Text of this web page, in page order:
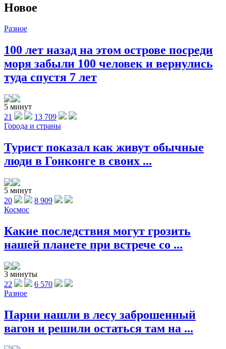
Новое
Разное
100 лет назад на этом острове посреди
моря забыли 100 человек и вернулись
туда спустя 7 лет
5 минут
21
13 709
Города и страны
Турист показал как живут обычные
люди в Гонконге в своих ...
5 минут
20
8 909
Космос
Какие последствия могут грозить
нашей планете при встрече со ...
3 минуты
22
6 570
Разное
Парни нашли в лесу заброшенный
вагон и решили остаться там на ...